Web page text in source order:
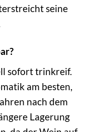
seine
sofort trinkreif.
am besten,
nach dem
Lagerung